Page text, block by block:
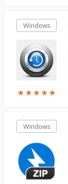
Windows
★★★★★
★★★★★
Windows